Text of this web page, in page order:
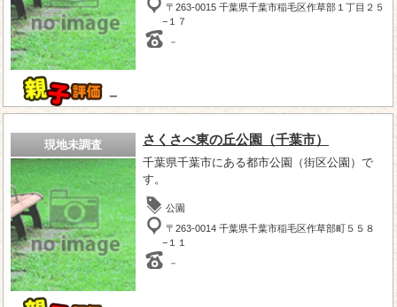
－
〒263-0015 千葉県千葉市稲毛区作草部１丁目２５
−１７
－
現地未調査 さくさべ東の丘公園（千葉市）
千葉県千葉市にある都市公園（街区公園）で
す。
公園
〒263-0014 千葉県千葉市稲毛区作草部町５５８
−１１
－